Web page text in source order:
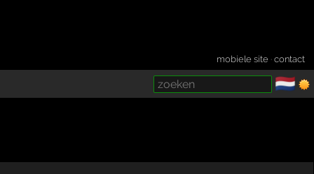
mobiele site ·contact
🇳🇱